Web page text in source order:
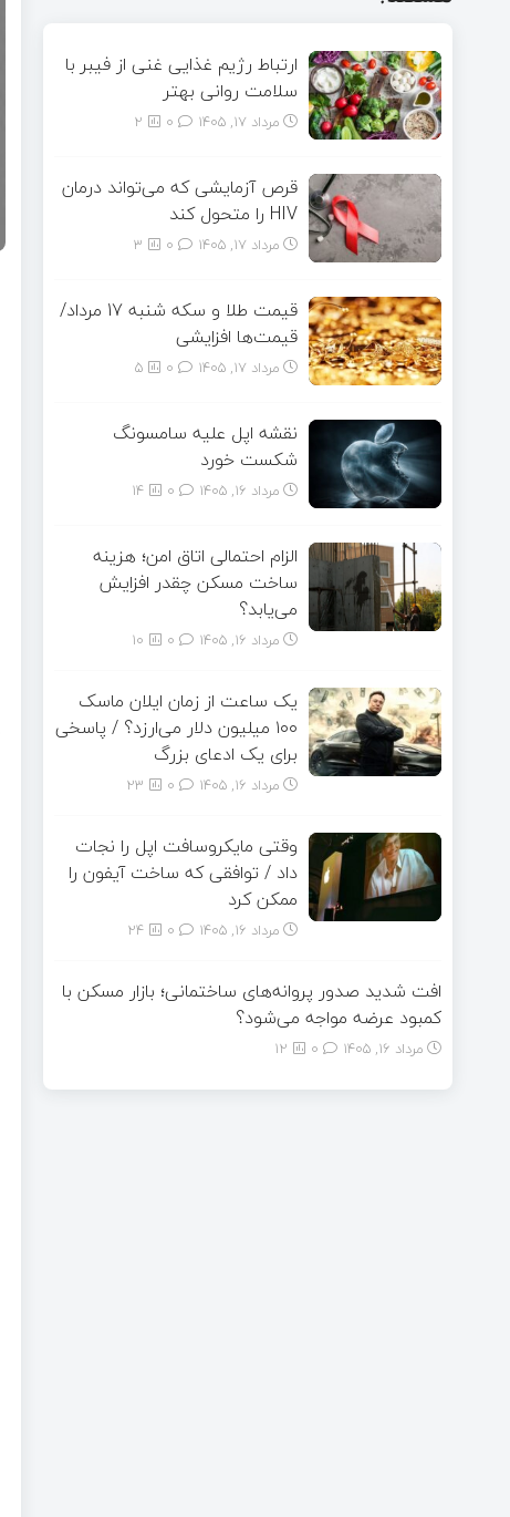
ارتباط رژیم غذایی غنی از فیبر با
سلامت روانی بهتر
مرداد ۱۷, ۱۴۰۵ 2
قرص آزمایشی که می‌تواند درمان
HIV را متحول کند
مرداد ۱۷, ۱۴۰۵ 3
قیمت طلا و سکه شنبه 17 مرداد/
قیمت‌ها افزایشی
مرداد ۱۷, ۱۴۰۵ 5
نقشه اپل علیه سامسونگ
شکست خورد
مرداد ۱۶, ۱۴۰۵ 14
الزام احتمالی اتاق امن؛ هزینه
ساخت مسکن چقدر افزایش
می‌یابد؟
مرداد ۱۶, ۱۴۰۵ 10
یک ساعت از زمان ایلان ماسک
۱۰۰ میلیون دلار می‌ارزد؟ / پاسخی
برای یک ادعای بزرگ
مرداد ۱۶, ۱۴۰۵ 23
وقتی مایکروسافت اپل را نجات
داد / توافقی که ساخت آیفون را
ممکن کرد
مرداد ۱۶, ۱۴۰۵ 24
افت شدید صدور پروانه‌های ساختمانی؛ بازار مسکن با
کمبود عرضه مواجه می‌شود؟
مرداد ۱۶, ۱۴۰۵ 12